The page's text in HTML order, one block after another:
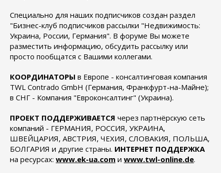
Специально для наших подписчиков создан раздел
"Бизнес-клуб подписчиков рассылки "Недвижимость:
Украина, России, Германия". В форуме Вы можете
разместить информацию, обсудить рассылку или
просто пообщатся с Вашими коллегами.
КООРДИНАТОРЫ в Европе - консалтинговая компания
TWL Contrado GmbH (Германия, Франкфурт-на-Майне);
в СНГ - Компания "Евроконсалтинг" (Украина).
ПРОЕКТ ПОДДЕРЖИВАЕТСЯ через партнёрскую сеть
компаний - ГЕРМАНИЯ, РОССИЯ, УКРАИНА,
ШВЕЙЦАРИЯ, АВСТРИЯ, ЧЕХИЯ, СЛОВАКИЯ, ПОЛЬША,
БОЛГАРИЯ и другие страны. ИНТЕРНЕТ ПОДДЕРЖКА
на ресурсах: www.ek-ua.com и www.twl-online.de.